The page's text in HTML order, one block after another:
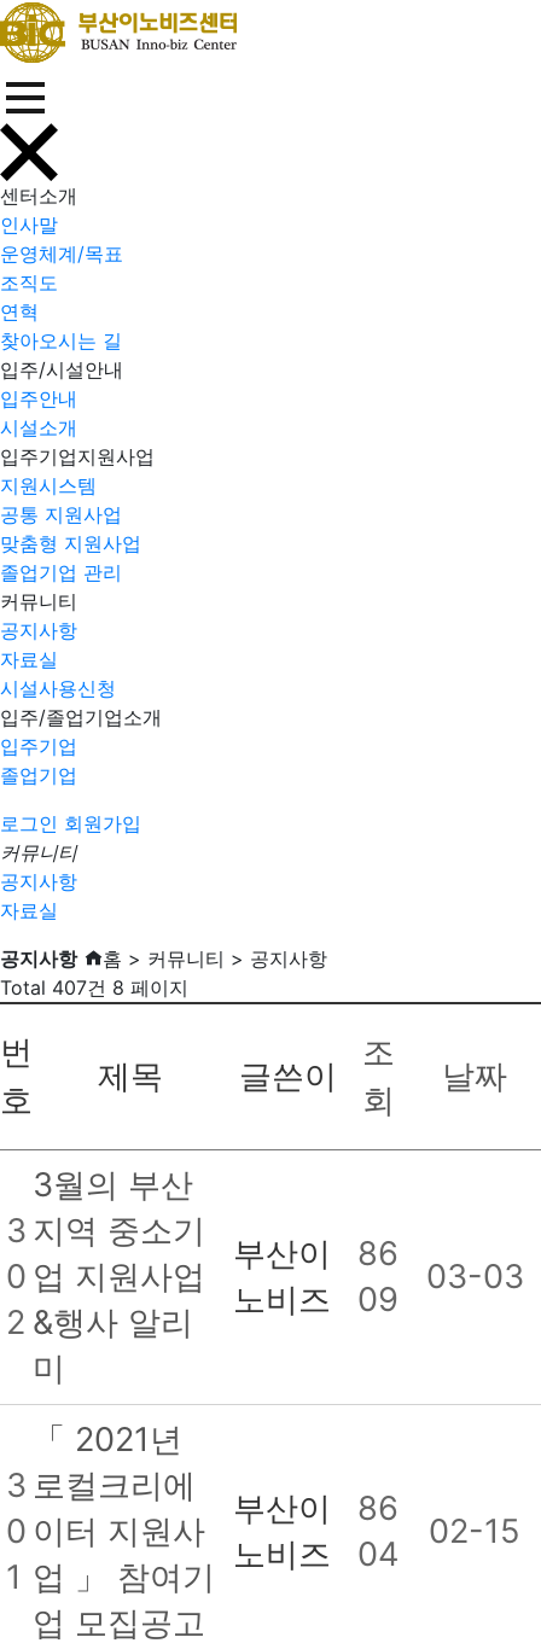
센터소개
인사말
운영체계/목표
조직도
연혁
찾아오시는 길
입주/시설안내
입주안내
시설소개
입주기업지원사업
지원시스템
공통 지원사업
맞춤형 지원사업
졸업기업 관리
커뮤니티
공지사항
자료실
시설사용신청
입주/졸업기업소개
입주기업
졸업기업
로그인 회원가입
커뮤니티
공지사항
자료실
공지사항
홈 > 커뮤니티 > 공지사항
Total 407건 8 페이지
번
호
제목 글쓴이
조
회
날짜
3
0
2
3월의 부산
지역 중소기
업 지원사업
&행사 알리
미
부산이
노비즈
86
09
03-03
3
0
1
「 2021년
로컬크리에
이터 지원사
업 」 참여기
업 모집공고
부산이
노비즈
86
04
02-15